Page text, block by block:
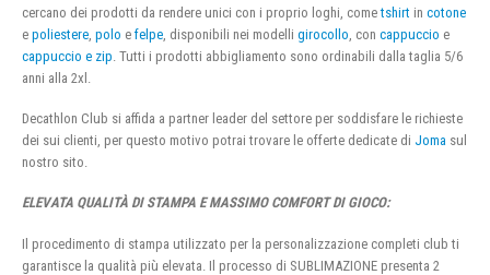
cercano dei prodotti da rendere unici con i proprio loghi, cometshirt in cotone
e poliestere polo e felpe , disponibili nei modelli girocollo , con cappuccio e
cappuccio e zip . Tutti i prodotti abbigliamento sono ordinabili dalla taglia 5/6
anni alla 2xl.
Decathlon Club si affida a partner leader del settore per soddisfare le richieste
dei sui clienti, per questo motivo potrai trovare le offerte dedicate di Joma sul
nostro sito.
ELEVATA QUALITÀ DI STAMPA E MASSIMO COMFORT DI GIOCO:
Il procedimento di stampa utilizzato per la personalizzazione completi club ti
garantisce la qualità più elevata. Il processo di SUBLIMAZIONE presenta 2